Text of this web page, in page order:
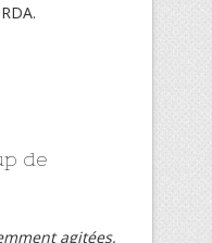
de
agitées,